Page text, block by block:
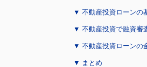
▼ 不動産投資ローンの
▼ 不動産投資で融資審
▼ 不動産投資ローンの
▼ まとめ